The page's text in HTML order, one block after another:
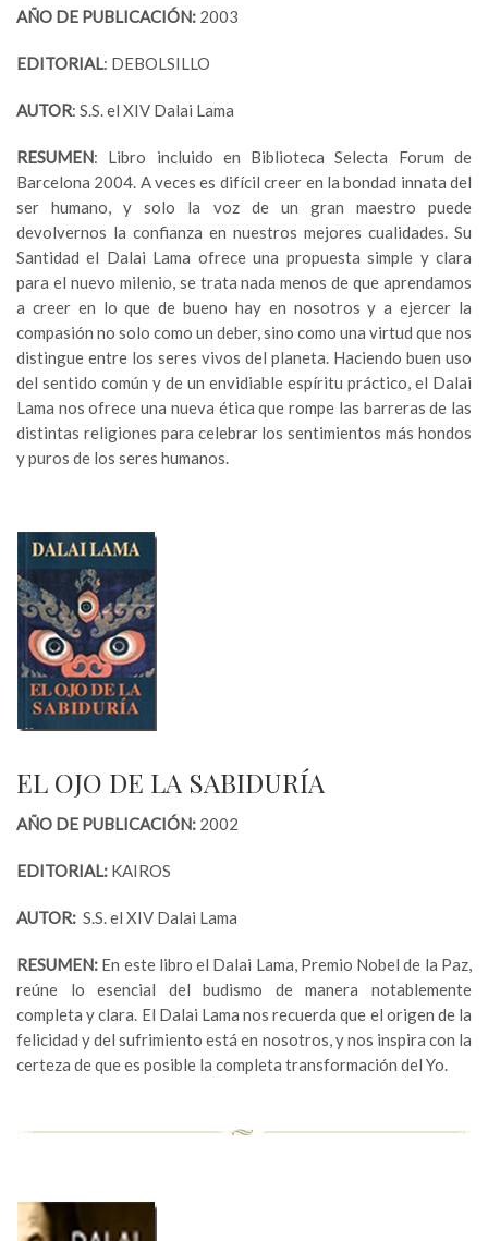
AÑO DE PUBLICACIÓN: 2003
EDITORIAL: DEBOLSILLO
AUTOR: S.S. el XIV Dalai Lama
RESUMEN: Libro incluido en Biblioteca Selecta Forum de
Barcelona 2004. A veces es difícil creer en la bondad innata del
ser humano, y solo la voz de un gran maestro puede
devolvernos la confianza en nuestros mejores cualidades. Su
Santidad el Dalai Lama ofrece una propuesta simple y clara
para el nuevo milenio, se trata nada menos de que aprendamos
a creer en lo que de bueno hay en nosotros y a ejercer la
compasión no solo como un deber, sino como una virtud que nos
distingue entre los seres vivos del planeta. Haciendo buen uso
del sentido común y de un envidiable espíritu práctico, el Dalai
Lama nos ofrece una nueva ética que rompe las barreras de las
distintas religiones para celebrar los sentimientos más hondos
y puros de los seres humanos.
EL OJO DE LA SABIDURÍA
AÑO DE PUBLICACIÓN: 2002
EDITORIAL: KAIROS
AUTOR: S.S. el XIV Dalai Lama
RESUMEN: En este libro el Dalai Lama, Premio Nobel de la Paz,
reúne lo esencial del budismo de manera notablemente
completa y clara. El Dalai Lama nos recuerda que el origen de la
felicidad y del sufrimiento está en nosotros, y nos inspira con la
certeza de que es posible la completa transformación del Yo.